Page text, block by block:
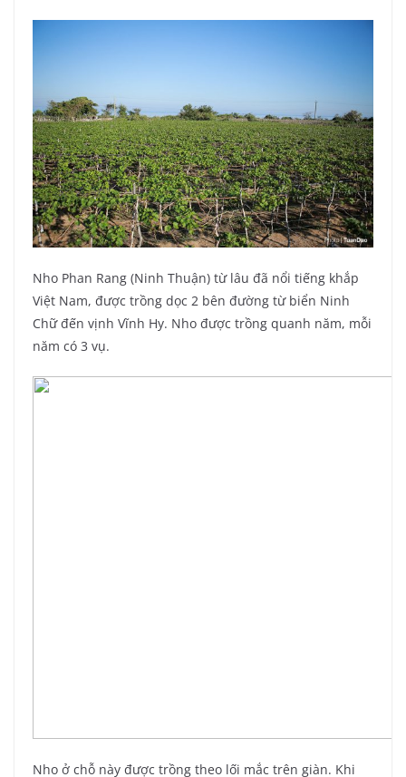
Nho Phan Rang (Ninh Thuận) từ lâu đã nổi tiếng khắp
Việt Nam, được trồng dọc 2 bên đường từ biển Ninh
Chữ đến vịnh Vĩnh Hy. Nho được trồng quanh năm, mỗi
năm có 3 vụ.
Nho ở chỗ này được trồng theo lối mắc trên giàn. Khi